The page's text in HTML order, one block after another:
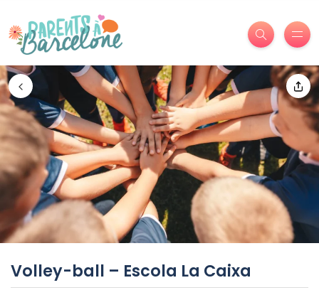
Volley-ball – Escola La Caixa